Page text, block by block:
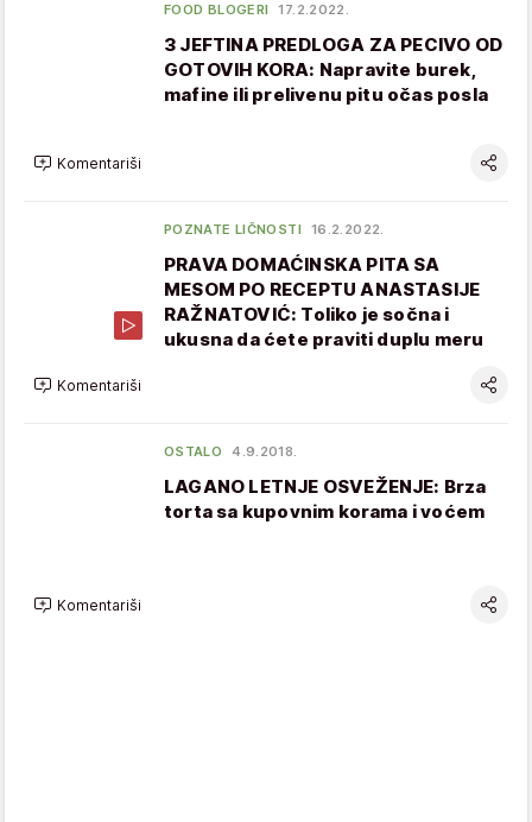
FOOD BLOGERI 17.2.2022.
3 JEFTINA PREDLOGA ZA PECIVO OD
GOTOVIH KORA: Napravite burek,
mafine ili prelivenu pitu očas posla
Komentariši
POZNATE LIČNOSTI 16.2.2022.
PRAVA DOMAĆINSKA PITA SA
MESOM PO RECEPTU ANASTASIJE
RAŽNATOVIĆ: Toliko je sočna i
ukusna da ćete praviti duplu meru
Komentariši
OSTALO 4.9.2018.
LAGANO LETNJE OSVEŽENJE: Brza
torta sa kupovnim korama i voćem
Komentariši